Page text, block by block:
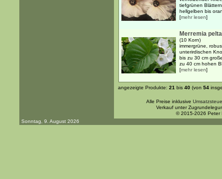
tiefgrünen
hellgelben bis
[mehr lesen]
Merremia
(10 Korn)
immergrüne,
unterirdischen
bis zu 30 cm
zu 40 cm hohen
[mehr lesen]
angezeigte Produkte: 21 bis 40 (von 54
Alle Preise inklusive
Verkauf unter
© 2015-2026 Peter
Sonntag, 9. August 2026